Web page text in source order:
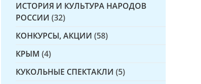
ИСТОРИЯ И КУЛЬТУРА НАРОДОВ
РОССИИ (32)
КОНКУРСЫ, АКЦИИ (58)
КРЫМ (4)
КУКОЛЬНЫЕ СПЕКТАКЛИ (5)